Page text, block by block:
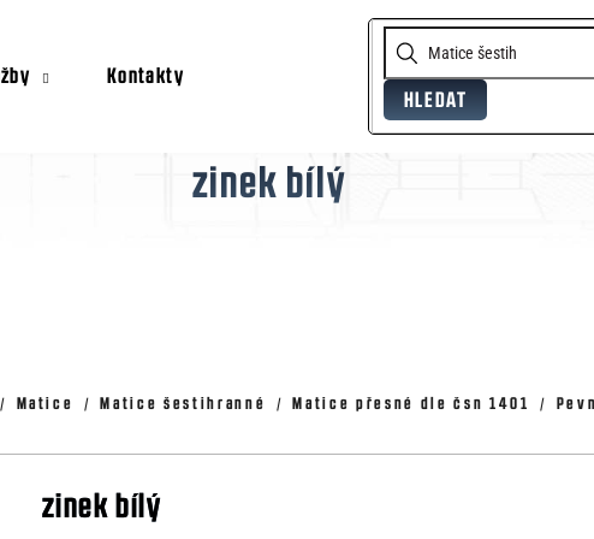
Kontakty
HLEDAT
zinek bílý
Matice Matice šestihranné Matice přesné dle čsn 1401
zinek bílý
Doporučujeme